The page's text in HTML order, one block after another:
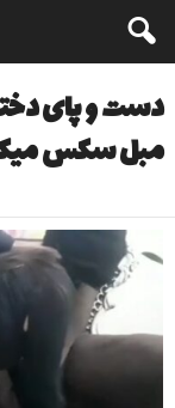
دست و پای
مبل سکس